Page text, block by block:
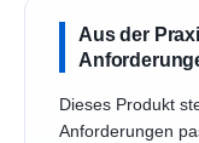
Aus der
Dieses Produkt
Anforderungen